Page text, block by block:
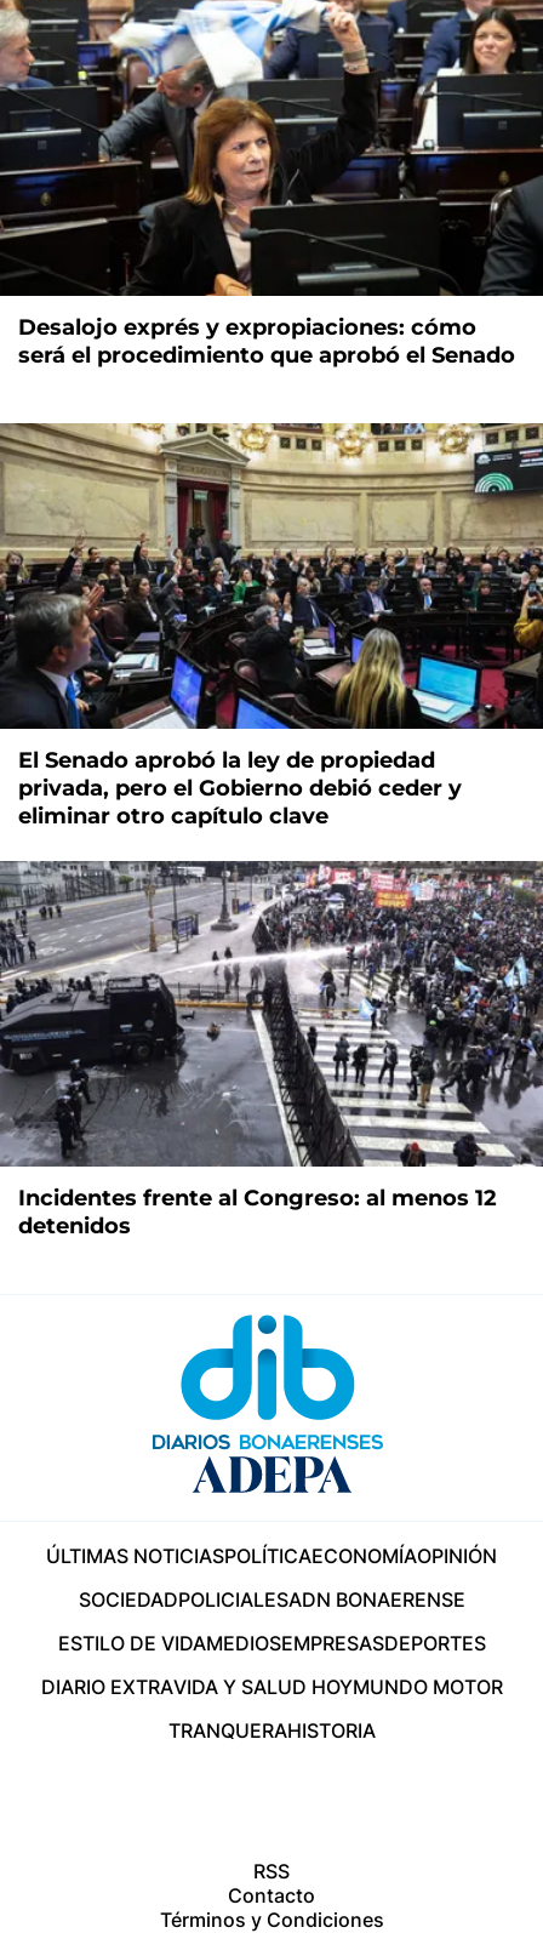
Desalojo exprés y expropiaciones: cómo
será el procedimiento que aprobó el Senado
El Senado aprobó la ley de propiedad
privada, pero el Gobierno debió ceder y
eliminar otro capítulo clave
Incidentes frente al Congreso: al menos 12
detenidos
ÚLTIMAS NOTICIASPOLÍTICAECONOMÍAOPINIÓN
SOCIEDADPOLICIALESADN BONAERENSE
ESTILO DE VIDAMEDIOSEMPRESASDEPORTES
DIARIO EXTRAVIDA Y SALUD HOYMUNDO MOTOR
TRANQUERAHISTORIA
RSS
Contacto
Términos y Condiciones